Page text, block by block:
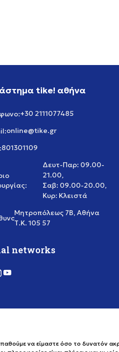
tike! αθήνα
+30 2111077485
online@tike.gr
801301109
Δευτ-Παρ: 09.00-
21.00,
Σαβ: 09.00-20.00,
Κυρ: Κλειστά
Μητροπόλεως 7Β, Αθήνα
Τ.Κ. 105 57
networks
να είμαστε όσο το δυνατόν